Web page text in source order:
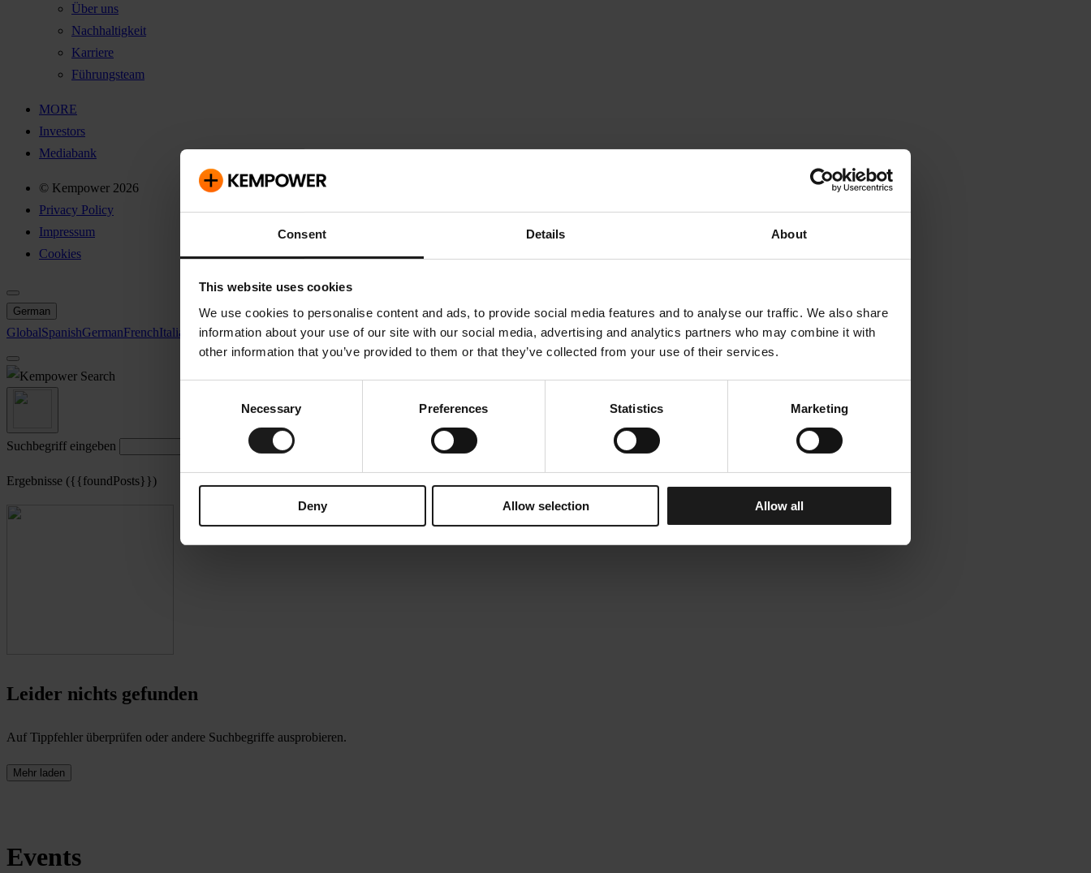
Consent Details About
This website uses cookies
We use cookies to personalise content and ads, to provide social media features and to analyse our traffic. We also share
information about your use of our site with our social media, advertising and analytics partners who may combine it with
other information that you’ve provided to them or that they’ve collected from your use of their services.
Necessary Preferences Statistics Marketing
Deny Allow selection Allow all
Über uns
Nachhaltigkeit
Karriere
Führungsteam
MORE
Investors
Mediabank
© Kempower 2026
Privacy Policy
Impressum
Cookies
German
GlobalSpanishGermanFrenchItalian SwedishNorth America
Search
Suchbegriff eingeben
Ergebnisse ({{foundPosts}})
Leider nichts gefunden
Auf Tippfehler überprüfen oder andere Suchbegriffe ausprobieren.
Mehr laden
Events